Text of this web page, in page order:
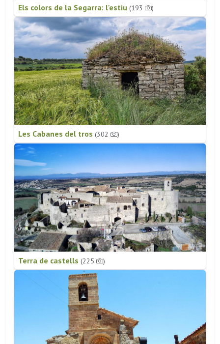
Els colors de la Segarra: l'estiu (193 )
Les Cabanes del tros (302 )
Terra de castells (225 )